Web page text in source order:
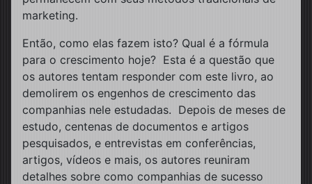
marketing.
Então, como elas fazem isto? Qual é a fórmula
para o crescimento hoje? Esta é a questão que
os autores tentam responder com este livro, ao
demolirem os engenhos de crescimento das
companhias nele estudadas. Depois de meses de
estudo, centenas de documentos e artigos
pesquisados, e entrevistas em conferências,
artigos, vídeos e mais, os autores reuniram
detalhes sobre como companhias de sucesso